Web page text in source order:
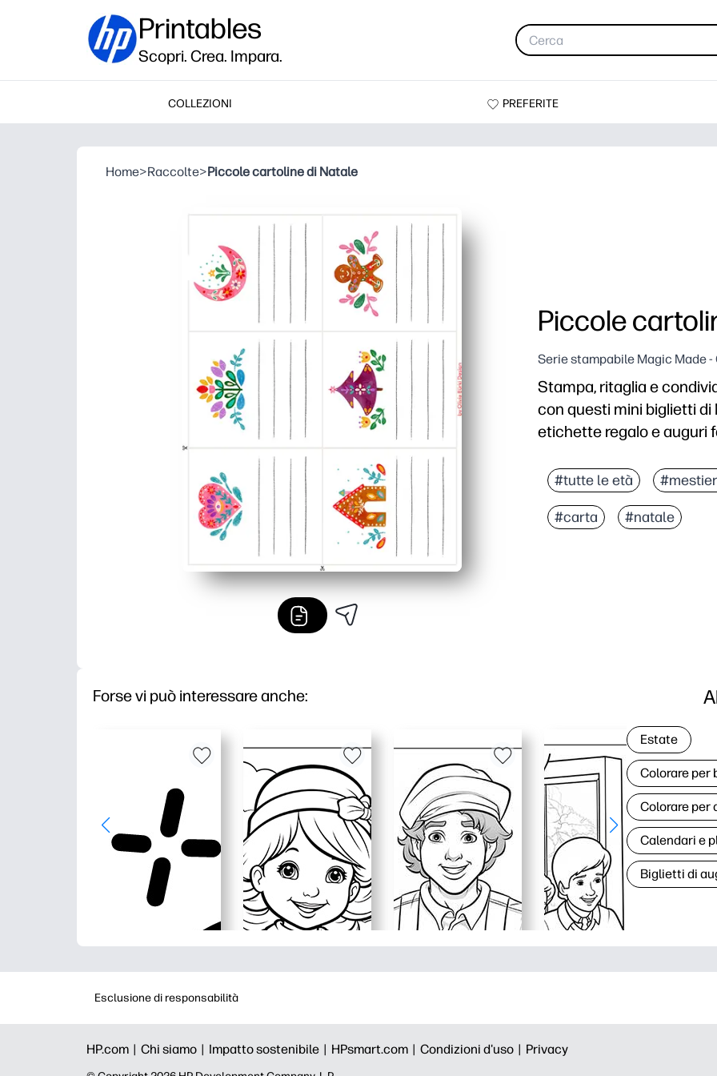
Printables
Scopri. Crea. Impara.
COLLEZIONI PREFERITE
Home>Raccolte>Piccole cartoline di Natale
Piccole
Serie stampabile Magic Made -
Stampa, ritaglia e
con questi mini biglietti
etichette regalo e auguri
Comodità senza
Dimensioni adatte ai
Versatilità d'uso
#tutte le età
#carta #natale
Forse vi può interessare anche:
Estate
Colorare per
Colorare per
Calendari e
Biglietti di
Esclusione di responsabilità
HP.com | Chi siamo | Impatto sostenibile | HPsmart.com | Condizioni d'uso | Privacy